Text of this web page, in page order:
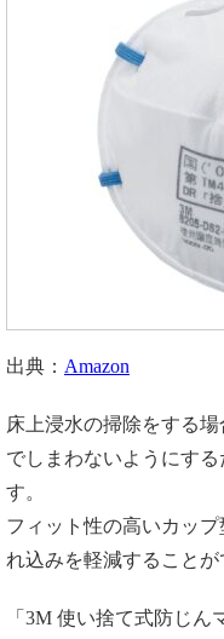
出典： Amazon
床上浸水の掃除をする
でしまわないようにす
す。
フィット性の高いカッ
れ込みを軽減することが
「3M 使い捨て式防じん